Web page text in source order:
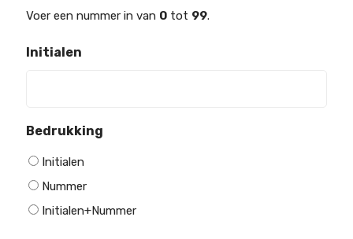
Voer een nummer in van 0 tot 99.
Initialen
Bedrukking
Initialen
Nummer
Initialen+Nummer